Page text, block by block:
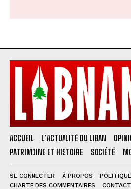
ACCUEIL L’ACTUALITÉ DU LIBAN
PATRIMOINE ET HISTOIRE
SOCIÉTÉ
SE CONNECTER À PROPOS
CHARTE DES COMMENTAIRES
CONTACT